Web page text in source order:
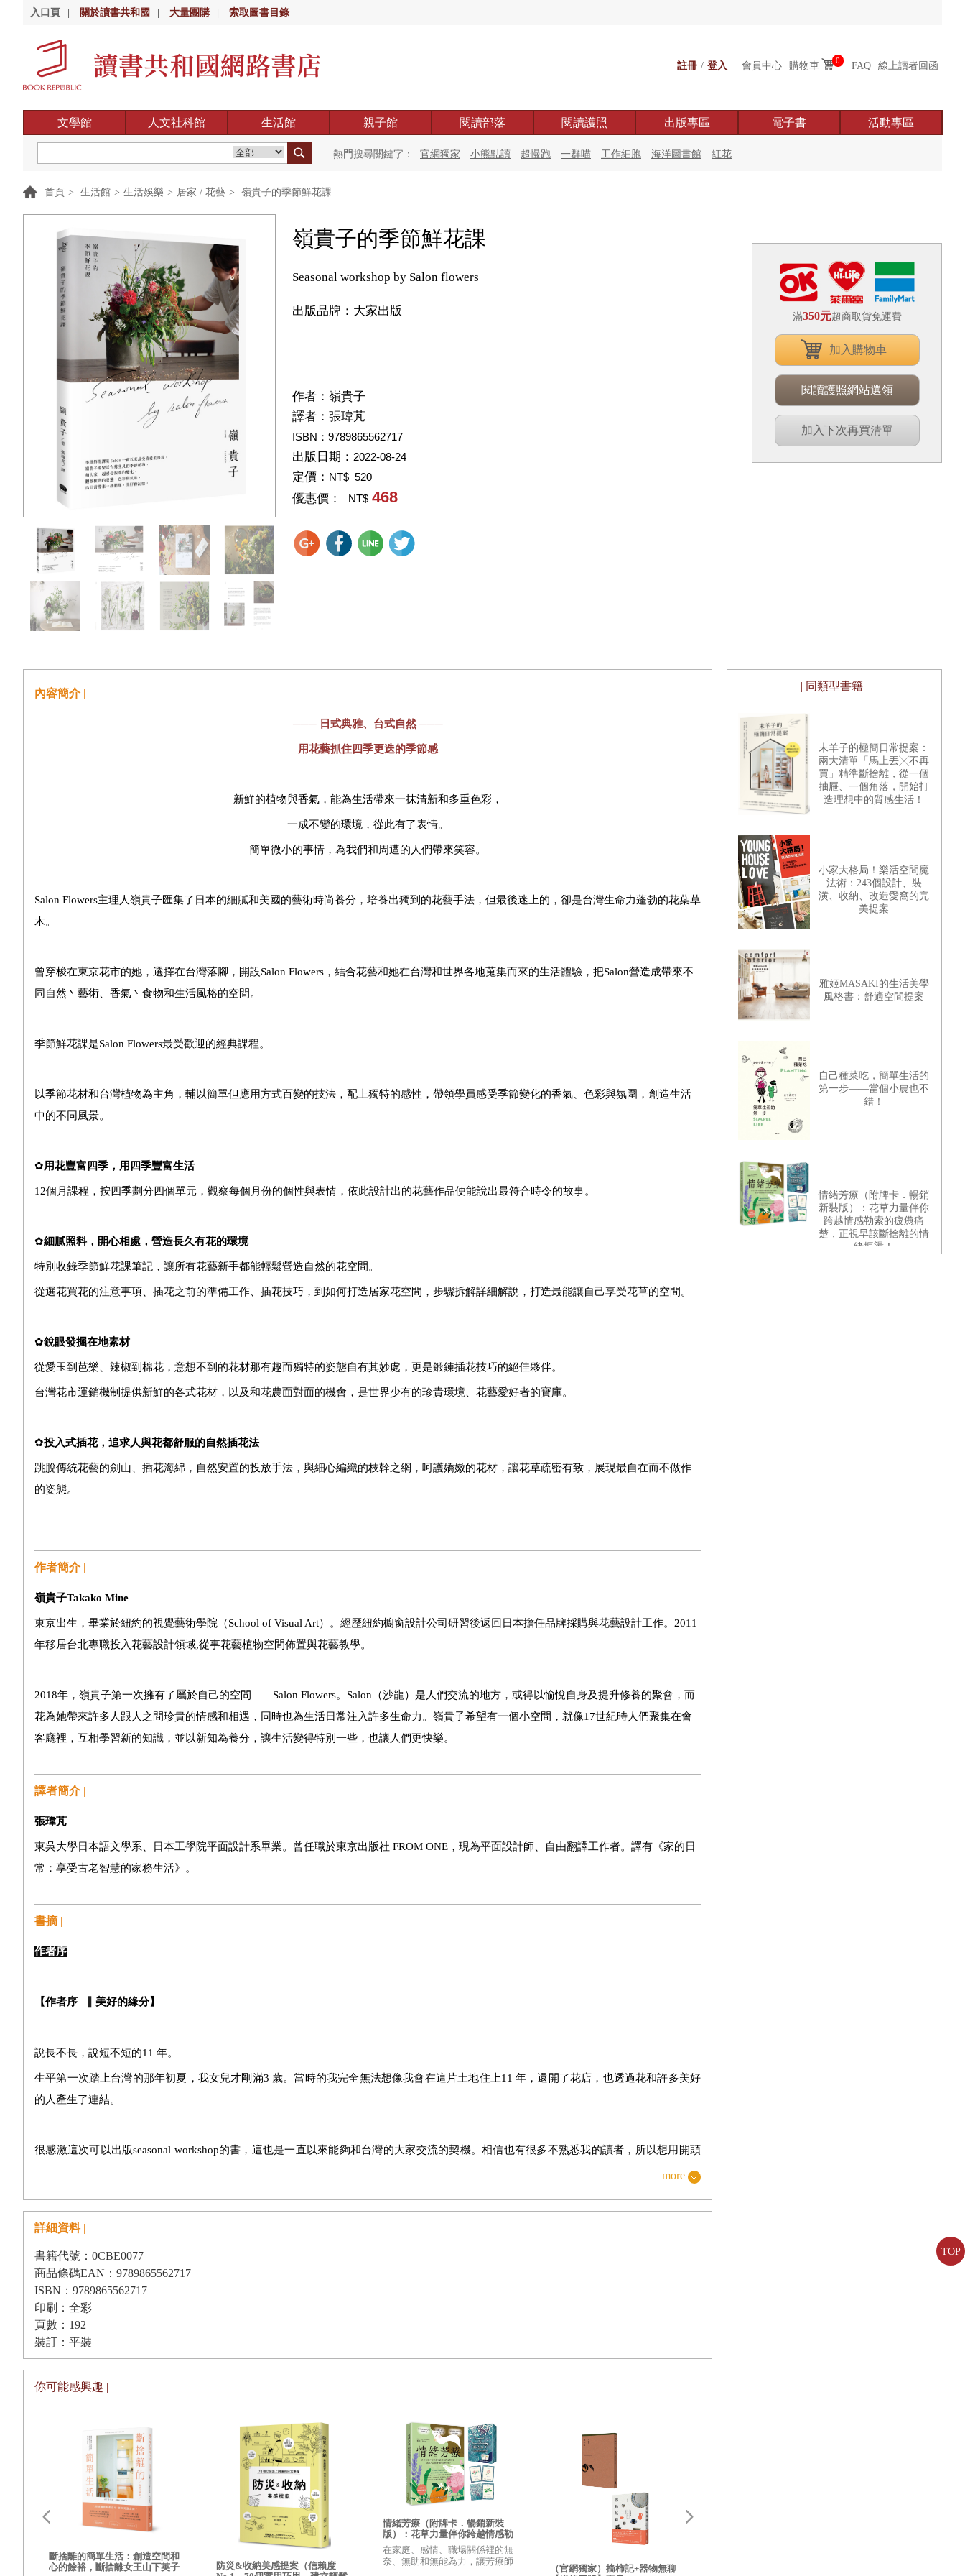
入口頁 關於讀書共和國 大量團購 索取圖書目錄
註冊 / 登入 會員中心 購物車 0 FAQ 線上讀者回函
文學館 人文社科館 生活館 親子館 閱讀部落 閱讀護照 出版專區 電子書 活動專區
熱門搜尋關鍵字： 官網獨家 小熊點讀 超慢跑 一群喵 工作細胞 海洋圖書館 紅花
TOP
首頁 > 生活館 > 生活娛樂 > 居家 / 花藝 > 嶺貴子的季節鮮花課
嶺貴子的季節鮮花課
Seasonal workshop by Salon flowers
出版品牌：大家出版
作者： 嶺貴子
譯者： 張瑋芃
ISBN：9789865562717
出版日期： 2022-08-24
定價： NT$ 520
優惠價： NT$ 468
滿350元超商取貨免運費
加入購物車
閱讀護照網站選領
加入下次再買清單
內容簡介 |
─── 日式典雅、台式自然 ───
用花藝抓住四季更迭的季節感
新鮮的植物與香氣，能為生活帶來一抹清新和多重色彩，
一成不變的環境，從此有了表情。
簡單微小的事情，為我們和周遭的人們帶來笑容。
Salon Flowers主理人嶺貴子匯集了日本的細膩和美國的藝術時尚養分，培養出獨到的花藝手法，但最後迷上的，卻是台灣生命力蓬勃的花葉草
木。
曾穿梭在東京花市的她，選擇在台灣落腳，開設Salon Flowers ，結合花藝和她在台灣和世界各地蒐集而來的生活體驗，把Salon營造成帶來不
同自然丶藝術、香氣丶食物和生活風格的空間。
季節鮮花課是Salon Flowers最受歡迎的經典課程。
以季節花材和台灣植物為主角，輔以簡單但應用方式百變的技法，配上獨特的感性，帶領學員感受季節變化的香氣、色彩與氛圍，創造生活
中的不同風景。
✿用花豐富四季，用四季豐富生活
12個月課程，按四季劃分四個單元，觀察每個月份的個性與表情，依此設計出的花藝作品便能說出最符合時令的故事。
✿細膩照料，開心相處，營造長久有花的環境
特別收錄季節鮮花課筆記，讓所有花藝新手都能輕鬆營造自然的花空間。
從選花買花的注意事項、插花之前的準備工作、插花技巧，到如何打造居家花空間，步驟拆解詳細解說，打造最能讓自己享受花草的空間。
✿銳眼發掘在地素材
從愛玉到芭樂、辣椒到棉花，意想不到的花材那有趣而獨特的姿態自有其妙處，更是鍛鍊插花技巧的絕佳夥伴。
台灣花市運銷機制提供新鮮的各式花材，以及和花農面對面的機會，是世界少有的珍貴環境、花藝愛好者的寶庫。
✿投入式插花，追求人與花都舒服的自然插花法
跳脫傳統花藝的劍山、插花海綿，自然安置的投放手法，與細心編織的枝幹之網，呵護嬌嫩的花材，讓花草疏密有致，展現最自在而不做作
的姿態。
作者簡介 |
嶺貴子Takako Mine
東京出生，畢業於紐約的視覺藝術學院（School of Visual Art）。經歷紐約櫥窗設計公司研習後返回日本擔任品牌採購與花藝設計工作。 2011
年移居台北專職投入花藝設計領域,從事花藝植物空間佈置與花藝教學。
2018年，嶺貴子第一次擁有了屬於自己的空間——Salon Flowers。 Salon （沙龍）是人們交流的地方，或得以愉悅自身及提升修養的聚會，而
花為她帶來許多人跟人之間珍貴的情感和相遇，同時也為生活日常注入許多生命力。嶺貴子希望有一個小空間，就像17世紀時人們聚集在會
客廳裡，互相學習新的知識，並以新知為養分，讓生活變得特別一些，也讓人們更快樂。
譯者簡介 |
張瑋芃
東吳大學日本語文學系、日本工學院平面設計系畢業。曾任職於東京出版社 FROM ONE，現為平面設計師、自由翻譯工作者。譯有《家的日
常：享受古老智慧的家務生活》。
書摘 |
作者序
【作者序 美好的緣分】
說長不長，說短不短的11 年。
生平第一次踏上台灣的那年初夏，我女兒才剛滿3 歲。當時的我完全無法想像我會在這片土地住上11年，還開了花店，也透過花和許多美好
的人產生了連結。
很感激這次可以出版seasonal workshop的書，這也是一直以來能夠和台灣的大家交流的契機。相信也有很多不熟悉我的讀者，所以想用開頭
當初會來到台灣，主要是受到
剛來的時候真的連認識的人都沒幾位，也不知道什麼時候會回日本，每天好像就是在等著天黑。但隨著慢慢習慣這邊的生活、女兒開始上幼
稚園後，也終於有了自己的時間。在接女兒下課前我都會盡量到街上逛逛，街道上可以看到各種台灣獨有的植物；開始逛花市後，也慢慢對
這片土地上的植物產生興趣，經由花兒們讓我感受到了季節的變化。
在建國花市認識了野蔓園的
為何堅持投入式插花呢？最大的原因是，這種方式可以解決雜草或莖較細軟的花草無法插在海綿上的問題。再來是比起插出跟我一樣的作
品，我更想介紹的是，如何根據季節挑選花器，再依照植物自然的線條和長度插花的觀念。
比起從鮮花到枯萎，甚至是枯萎之後還繼續當裝飾，我希望傳達的反而是可以每天藉著換水、梳理花材，在日常的照顧中觀察花材長度和量
的變化來更換花器和擺放的場所，這樣更貼近心裡的插花方式，所以開始了工作坊的課程。
more
詳細資料 |
書籍代號：0CBE0077
商品條碼EAN：9789865562717
ISBN：9789865562717
印刷：全彩
頁數：192
裝訂：平裝
你可能感興趣 |
斷捨離的簡單生活：創造空間和
心的餘裕，斷捨離女王山下英子
防災&收納美感提案（信賴度
情緒芳療（附牌卡．暢銷新裝
版）：花草力量伴你跨越情感勒
索的疲憊痛楚，正視早該斷捨離
的情緒振盪！
在家庭、感情、職場關係裡的無
奈、無助和無能為力，讓芳療師
（官網獨家）摘柿記+器物無聊
| 同類型書籍 |
末羊子的極簡日常提案：
兩大清單「馬上丟╳不再
買」精準斷捨離，從一個
抽屜、一個角落，開始打
造理想中的質感生活！
小家大格局！樂活空間魔
法術：243個設計、裝
潢、收納、改造愛窩的完
美提案
雅姬MASAKI的生活美學
風格書：舒適空間提案
自己種菜吃，簡單生活的
第一步——當個小農也不
錯！
情緒芳療（附牌卡．暢銷
新裝版）：花草力量伴你
跨越情感勒索的疲憊痛
楚，正視早該斷捨離的情
緒振盪！